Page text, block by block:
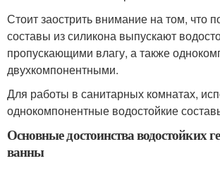
Стоит заострить внимание на том, что
составы из силикона выпускают
пропускающими влагу, а также
двухкомпонентными.
Для работы в санитарных комнатах,
однокомпонентные водостойкие
Основные достоинства водостойких
ванны